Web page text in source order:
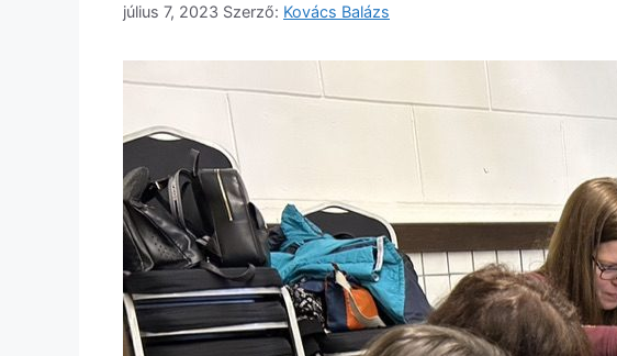
július 7, 2023 Szerző: Kovács Balázs